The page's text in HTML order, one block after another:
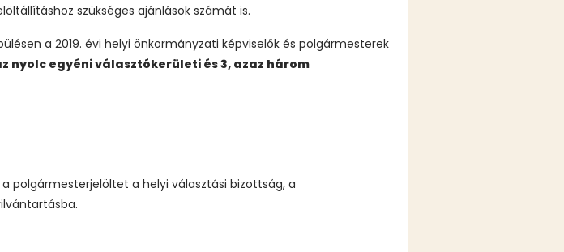
szükséges ajánlások számát is.
a 2019. évi helyi önkormányzati képviselők és polgármesterek
nyolc egyéni választókerületi és 3, azaz három
polgármesterjelöltet a helyi választási bizottság, a